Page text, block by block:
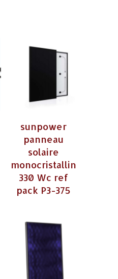
sunpower
panneau
solaire
monocristallin
330 Wc ref
pack P3-375